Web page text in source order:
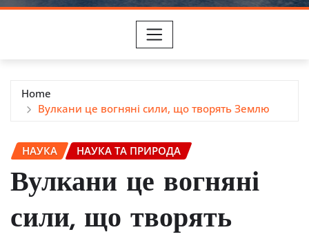
Home
Вулкани це вогняні сили, що творять Землю
НАУКА НАУКА ТА ПРИРОДА
Вулкани це вогняні
сили, що творять